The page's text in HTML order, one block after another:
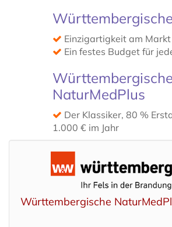
Einzigartigkeit am Markt
Ein festes Budget für
Württembergische
NaturMedPlus
Der Klassiker, 80 %
1.000 € im Jahr
Württembergische